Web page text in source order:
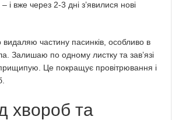
і вже через 2-3 дні з’явилися нові
видаляю частину пасинків, особливо в
Залишаю по одному листку та зав’язі
Це покращує провітрювання і
хвороб та